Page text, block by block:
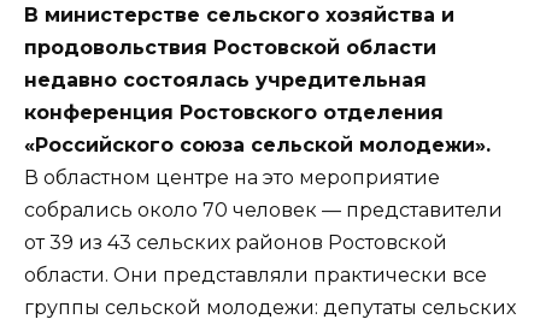
В министерстве сельского хозяйства и
продовольствия Ростовской области
недавно состоялась учредительная
конференция Ростовского отделения
«Российского союза сельской молодежи».
В областном центре на это мероприятие
собрались около 70 человек — представители
от 39 из 43 сельских районов Ростовской
области. Они представляли практически все
группы сельской молодежи: депутаты сельских